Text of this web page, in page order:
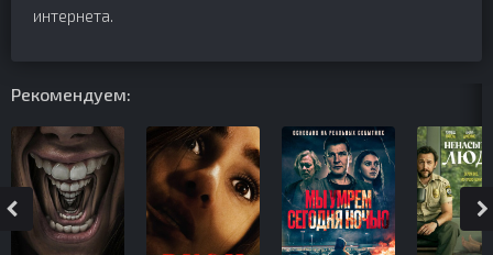
интернета.
Рекомендуем: